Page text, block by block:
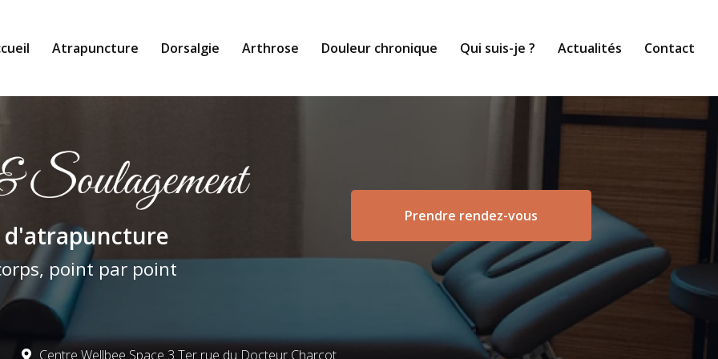
Atrapuncture Dorsalgie Arthrose Douleur chronique Qui suis-je ? Actualités Contact
d'atrapuncture
point par point
Prendre rendez-vous
Centre Wellbee Space 3 Ter rue du Docteur Charcot